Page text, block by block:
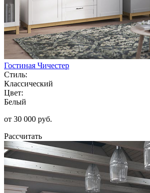
Гостиная Чичестер
Стиль:
Классический
Цвет:
Белый
от 30 000 руб.
Рассчитать